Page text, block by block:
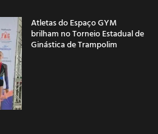
Atletas do Espaço GYM
brilham no Torneio Estadual de
Ginástica de Trampolim